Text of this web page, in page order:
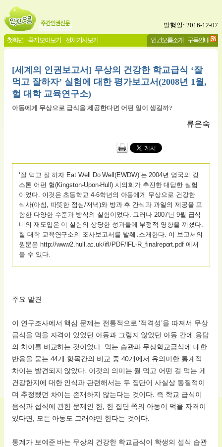
발행일: 2016-12-07
첫화면 꼭지 모아보기 전체기사보기 인권오름소개 구독안내
[세계의 인권보고서] 무상의 건강한 학교급식 ‘잘
먹고 잘하자’ 실험에 대한 평가보고서(2008년 1월,
헐 대학 교육연구소)
아동에게 무상으로 급식을 제공한다면 어떤 일이 생길까?
류은숙
‘잘 먹고 잘 하자 Eat Well Do Well(EWDW)’는 2004년 영국의 킹
스톤 어펀 헐(Kingston-Upon-Hull) 시의회가 추진한 대담한 실험
이었다. 이것은 초등학교 4-6학년의 아동에게 무상으로 건강한
식사(아침, 따뜻한 점심/저녁)와 방과 후 간식과 과일의 제공을 포
함한 다양한 수준과 방식의 실험이었다. 그러나 2007년 9월 급식
비의 재도입은 이 실험의 상당한 성과들에 부정적 영향을 끼쳤다.
헐 대학 교육연구소의 조사보고서를 발췌․소개한다. 이 보고서의
원문은 http://www2.hull.ac.uk/ifl/PDF/IFL-R_finalreport.pdf 에서
볼 수 있다.
주요 발견
이 연구조사에서 핵심 문제는 전통적으로 ‘적격성’을 따져서 무상
급식을 먹을 자격이 있었던 아동과 그렇지 않았던 아동 간에 응답
의 차이를 비교하는 것이었다. 먹는 습관과 무상학교급식에 대한
반응을 묻는 44개 항목간의 비교 중 40개에서 유의미한 통계적
차이는 발견되지 않았다. 이것의 의미는 뭘 먹고 어떤 걸 먹는 게
건강한지에 대한 인식과 관련해서는 두 집단이 사실상 동질적이
며 추정됐던 차이는 존재하지 않는다는 것이다. 즉 학교 급식이
음식과 섭식에 관한 문제인 한, 한 집단 쪽의 아동이 먹을 자격이
있다면, 모든 아동도 그래야만 한다는 것이다.
통계가 보여준 바는 무상의 건강한 학교급식이 학생의 섭식 습관